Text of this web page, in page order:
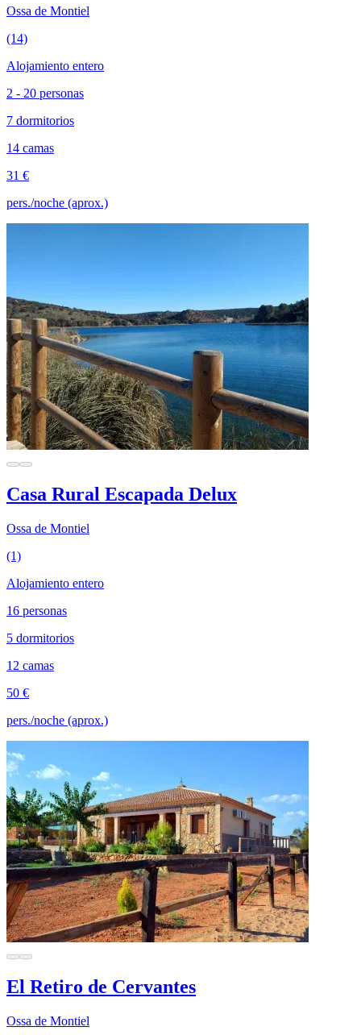
Ossa de Montiel
(14)
Alojamiento entero
2 - 20 personas
7 dormitorios
14 camas
31 €
pers./noche (aprox.)
Casa Rural Escapada Delux
Ossa de Montiel
(1)
Alojamiento entero
16 personas
5 dormitorios
12 camas
50 €
pers./noche (aprox.)
El Retiro de Cervantes
Ossa de Montiel